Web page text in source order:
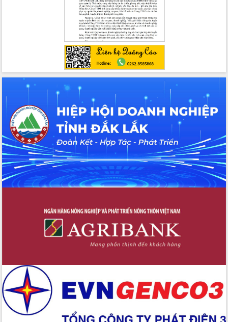
Hội nghị Ban Chấp hành Đảng bộ tỉnh
Đắk Lắk lần thứ 2 (mở rộng)
Tập trung giải phóng mặt bằng, đẩy
nhanh tiến độ Tuyến đường bộ ven
Gỡ khó, khởi công xây dựng, sửa chữa
toàn bộ nhà ở cho hộ dân đúng tiến độ
đề ra
UBND tỉnh Đắk Lắk tổng kết công tác
quốc phòng, quân sự địa phương năm
2025
Tập trung triển khai quyết liệt, đồng bộ
các giải pháp nhằm thực hiện hiệu quả
các nhiệm vụ đề ra năm 2025
Phát huy vai trò của người có uy tín
trong phòng chống tảo hôn và hôn
nhân cận huyết thống
Đắk Lắk định vị thương hiệu du lịch
“Biển – Rừng – Cà phê” trong không
gian phát triển mới
Hội nghị chia sẻ kinh nghiệm, chuyển
triển chuyên sâu đến 2030
Chuyển đổi số mở ra không gian phát
triển trong lĩnh vực văn hóa, du lịch
Công bố quyết định của Ban Thường
vụ Tỉnh ủy về công tác cán bộ.